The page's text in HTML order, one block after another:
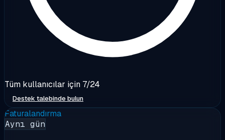
Tüm kullanıcılar için 7/24
Destek talebinde bulun
Faturalandırma
Aynı gün